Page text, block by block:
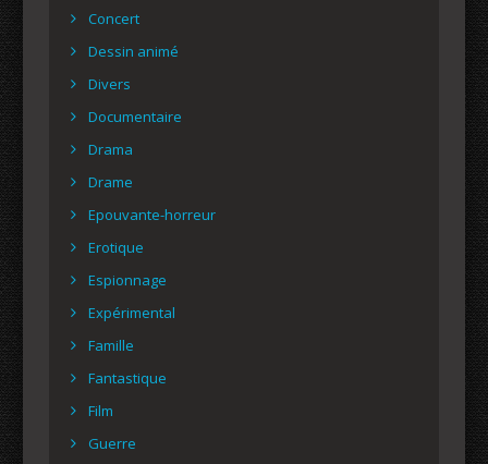
Concert
Dessin animé
Divers
Documentaire
Drama
Drame
Epouvante-horreur
Erotique
Espionnage
Expérimental
Famille
Fantastique
Film
Guerre